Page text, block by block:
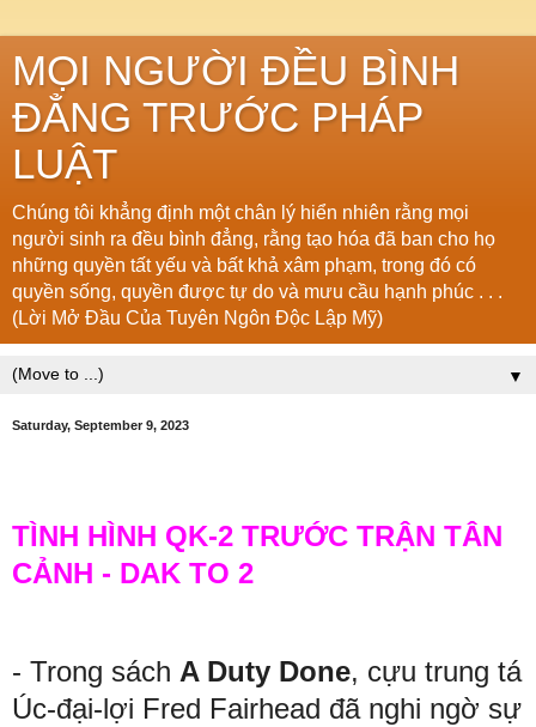
MỌI NGƯỜI ĐỀU BÌNH
ĐẲNG TRƯỚC PHÁP
LUẬT
Chúng tôi khẳng định một chân lý hiển nhiên rằng mọi
người sinh ra đều bình đẳng, rằng tạo hóa đã ban cho họ
những quyền tất yếu và bất khả xâm phạm, trong đó có
quyền sống, quyền được tự do và mưu cầu hạnh phúc . . .
(Lời Mở Đầu Của Tuyên Ngôn Độc Lập Mỹ)
▼
Saturday, September 9, 2023
TÌNH HÌNH QK-2 TRƯỚC TRẬN TÂN
CẢNH - DAK TO 2
- Trong sách A Duty Done, cựu trung tá
Úc-đại-lợi Fred Fairhead đã nghi ngờ sự